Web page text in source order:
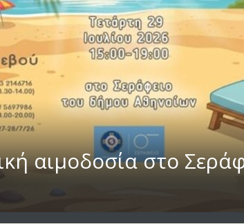
αιμοδοσία στο